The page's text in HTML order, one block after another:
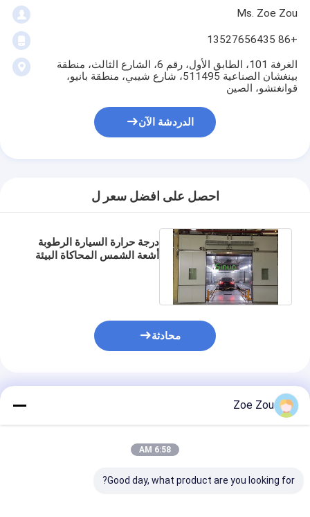
Ms. Zoe Zou
+86 13527656435
الغرفة 101، الطابق الأول، رقم 6، الشارع الثالث، منطقة
بينغشان الصناعية 511495، شارع شيبي، منطقة بانيو،
قوانغتشو، الصين
الدردشة الآن
احصل على افضل سعر ل
درجة حرارة السيارة الرطوبة
أشعة الشمس المحاكاة البيئة
محادثة
المنتجات الموصى بها
Zoe Zou
6:58 AM
Good day, what product are you looking for?